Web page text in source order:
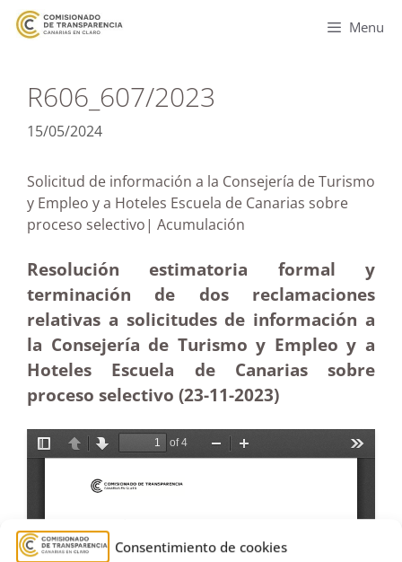
Consentimiento de cookies
Menu
R606_607/2023
15/05/2024
Solicitud de información a la Consejería de Turismo
y Empleo y a Hoteles Escuela de Canarias sobre
proceso selectivo| Acumulación
Resolución estimatoria formal y
terminación de dos reclamaciones
relativas a solicitudes de información a
la Consejería de Turismo y Empleo y a
Hoteles Escuela de Canarias sobre
proceso selectivo (23-11-2023)